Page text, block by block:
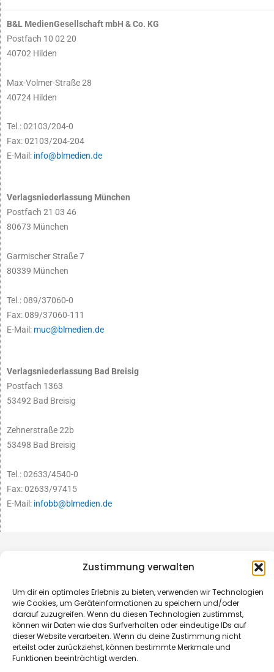
Zustimmung verwalten
Um dir ein optimales Erlebnis zu bieten, verwenden wir Technologien
wie Cookies, um Geräteinformationen zu speichern und/oder
darauf zuzugreifen. Wenn du diesen Technologien zustimmst,
können wir Daten wie das Surfverhalten oder eindeutige IDs auf
dieser Website verarbeiten. Wenn du deine Zustimmung nicht
erteilst oder zurückziehst, können bestimmte Merkmale und
Funktionen beeinträchtigt werden.
B&L MedienGesellschaft mbH & Co. KG
Postfach 10 02 20
40702 Hilden
Max-Volmer-Straße 28
40724 Hilden
Tel.: 02103/204-0
Fax: 02103/204-204
E-Mail: info@blmedien.de
Verlagsniederlassung München
Postfach 21 03 46
80673 München
Garmischer Straße 7
80339 München
Tel.: 089/37060-0
Fax: 089/37060-111
E-Mail: muc@blmedien.de
Verlagsniederlassung Bad Breisig
Postfach 1363
53492 Bad Breisig
Zehnerstraße 22b
53498 Bad Breisig
Tel.: 02633/4540-0
Fax: 02633/97415
E-Mail: infobb@blmedien.de